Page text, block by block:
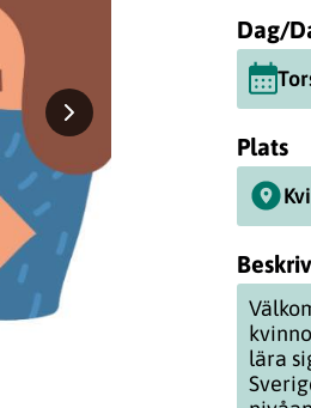
Dag/
Plats
lära